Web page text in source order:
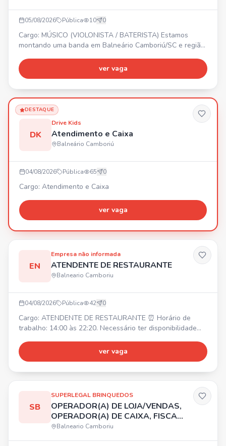
05/08/2026 Pública 10 0
Cargo: MÚSICO (VIOLONISTA / BATERISTA) Estamos
montando uma banda em Balneário Camboriú/SC e região!
pessoas comprometidas, que amem música, tenham
disponibilidade para ensaios e vontade de crescer. 🎶
estrada! 🔥
ver vaga
DESTAQUE
DK
Drive Kids
Atendimento e Caixa
Balneário Camboriú
04/08/2026 Pública 65 0
Cargo: Atendimento e Caixa
ver vaga
EN
Empresa não informada
ATENDENTE DE RESTAURANTE
Balneario Camboriu
04/08/2026 Pública 42 0
Cargo: ATENDENTE DE RESTAURANTE ⏰ Horário de
trabalho: 14:00 às 22:20. Necessário ter disponibilidade
Benefícios: Alimentação na empresa, Vale transporte. ✅
Requisitos: Ser uma pessoa comunicativa, ter
ver vaga
SB
SUPERLEGAL BRINQUEDOS
OPERADOR(A) DE LOJA/VENDAS,
OPERADOR(A) DE CAIXA, FISCAL
DE LOJA
Balneario Camboriu